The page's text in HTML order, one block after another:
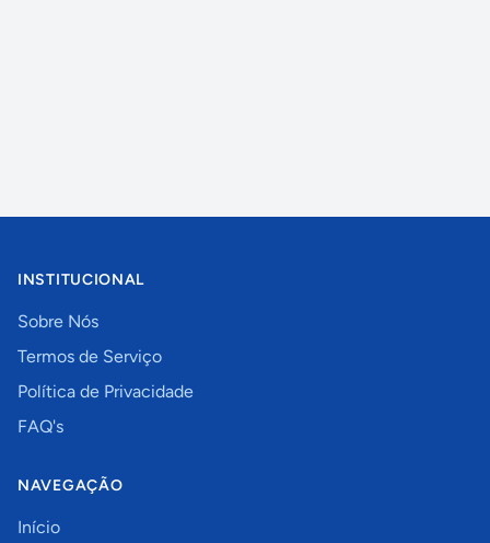
INSTITUCIONAL
Sobre Nós
Termos de Serviço
Política de Privacidade
FAQ's
NAVEGAÇÃO
Início